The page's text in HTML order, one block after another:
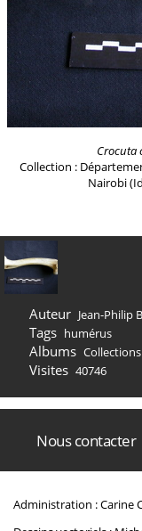
Crocuta
Collection :
Nairobi
Auteur Jean-Philip
Tags humérus
Albums
Visites 40746
Nous contacter
Administration : Carine